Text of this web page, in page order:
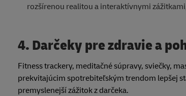
rozšírenou realitou a interaktívnymi
4. Darčeky pre zdravie a
Fitness trackery, meditačné súpravy, sviečky,
prekvitajúcim spotrebiteľským trendom lepšej
premyslenejší zážitok z darčeka.